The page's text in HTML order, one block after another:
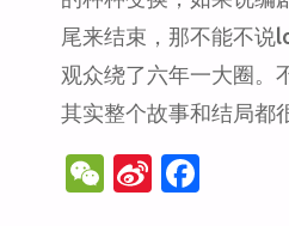
尾来结束，那不能不说
观众绕了六年一大圈。
其实整个故事和结局都
W
Si